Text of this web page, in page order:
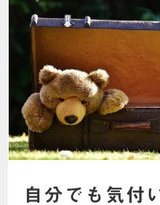
自分でも気付